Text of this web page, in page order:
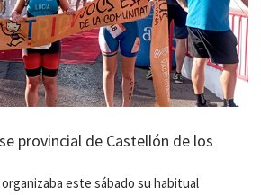
provincial de Castellón de los
este sábado su habitual